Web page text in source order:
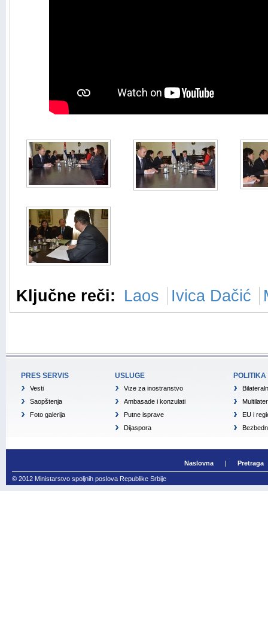
Ključne reči: Laos Ivica Dačić
PRES SERVIS
Vesti
Saopštenja
Foto galerija
USLUGE
Vize za inostranstvo
Ambasade i konzulati
Putne isprave
Dijaspora
POLITIKA
EU i
Naslovna Pretraga
© 2012 Ministarstvo spoljnih poslova Republike Srbije